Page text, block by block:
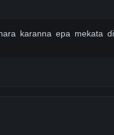
karanna epa mekata